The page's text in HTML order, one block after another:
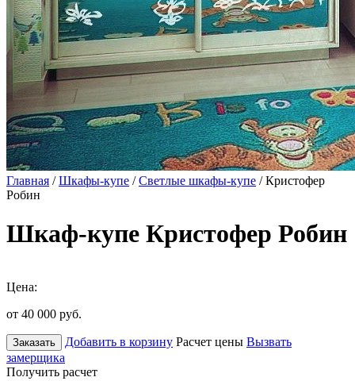
Главная /Шкафы-купе /Светлые шкафы-купе / Кристофер
Робин
Шкаф-купе Кристофер Робин
Цена:
от 40 000 руб.
Заказать Добавить в корзину Расчет цены Вызвать
замерщика
Получить расчет